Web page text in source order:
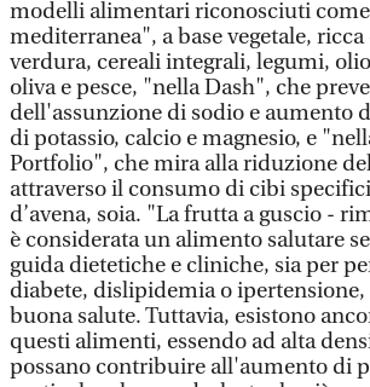
modelli alimentari riconosciuti
mediterranea", a base vegetale,
verdura, cereali integrali, legumi,
oliva e pesce, "nella Dash", che
dell'assunzione di sodio e aumento
di potassio, calcio e magnesio, e
Portfolio", che mira alla riduzione
attraverso il consumo di cibi
d’avena, soia. "La frutta a guscio -
è considerata un alimento salutare
guida dietetiche e cliniche, sia per
diabete, dislipidemia o ipertensione,
buona salute. Tuttavia, esistono
questi alimenti, essendo ad alta
possano contribuire all'aumento di